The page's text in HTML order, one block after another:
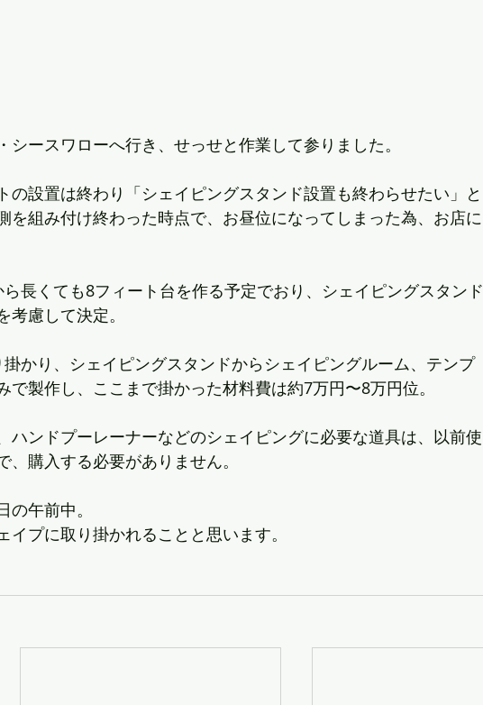
ースワローへ行き、せっせと作業して参りました。
の設置は終わり「シェイピングスタンド設置も終わらせたい」と
を組み付け終わった時点で、お昼位になってしまった為、お店に
長くても8フィート台を作る予定でおり、シェイピングスタンド
慮して決定。
かり、シェイピングスタンドからシェイピングルーム、テンプ
で製作し、ここまで掛かった材料費は約7万円〜8万円位。
ハンドプーレーナーなどのシェイピングに必要な道具は、以前使
購入する必要がありません。
午前中。
プに取り掛かれることと思います。